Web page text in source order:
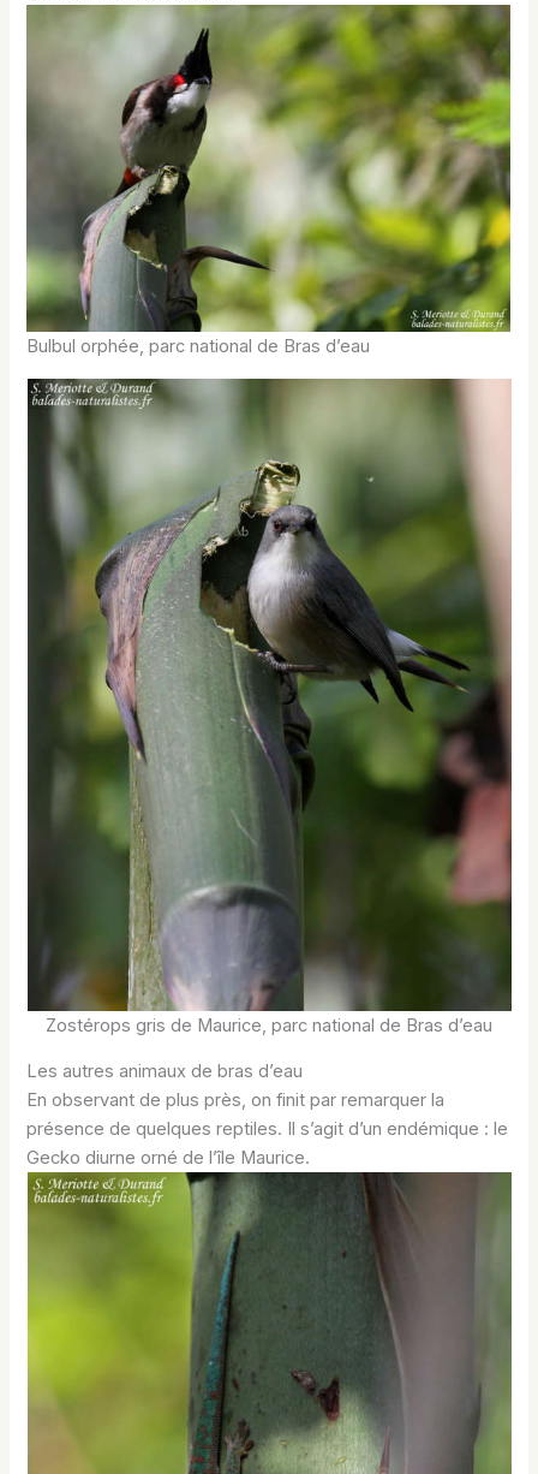
Bulbul orphée, parc national de Bras d’eau
Zostérops gris de Maurice, parc national de Bras d’eau
Les autres animaux de bras d’eau
En observant de plus près, on finit par remarquer la
présence de quelques reptiles. Il s’agit d’un endémique : le
Gecko diurne orné de l’île Maurice.